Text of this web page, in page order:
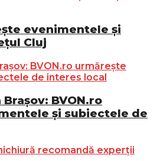
evenimentele și
Cluj
BVON.ro
și subiectele de